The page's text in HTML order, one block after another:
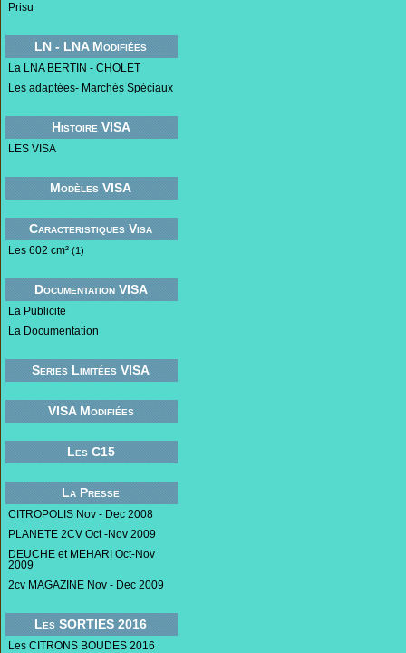
Prisu
LN - LNA Modifiées
La LNA BERTIN - CHOLET
Les adaptées- Marchés Spéciaux
Histoire VISA
LES VISA
Modèles VISA
Caracteristiques Visa
Les 602 cm² (1)
Documentation VISA
La Publicite
La Documentation
Series Limitées VISA
VISA Modifiées
Les C15
La Presse
CITROPOLIS Nov - Dec 2008
PLANETE 2CV Oct -Nov 2009
DEUCHE et MEHARI Oct-Nov
2009
2cv MAGAZINE Nov - Dec 2009
Les SORTIES 2016
Les CITRONS BOUDES 2016